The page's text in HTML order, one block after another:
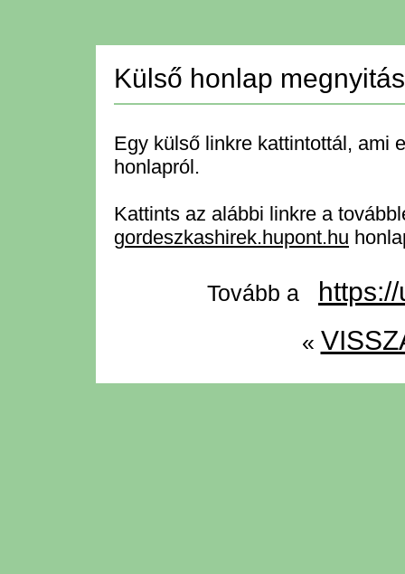
Külső honlap
Egy külső linkre kattintottál, ami
honlapról.
Kattints az alábbi linkre a
gordeszkashirek.hupont.hu
Tovább a
«